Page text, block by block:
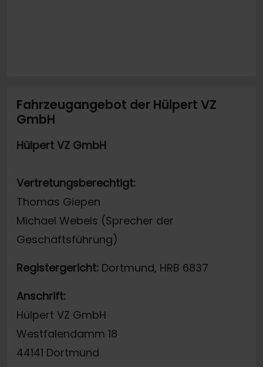
Fahrzeugangebot der Hülpert VZ
GmbH
Hülpert VZ GmbH
Vertretungsberechtigt:
Thomas Giepen
Michael Webels (Sprecher der
Geschäftsführung)
Registergericht: Dortmund, HRB 6837
Anschrift:
Hülpert VZ GmbH
Westfalendamm 18
44141 Dortmund